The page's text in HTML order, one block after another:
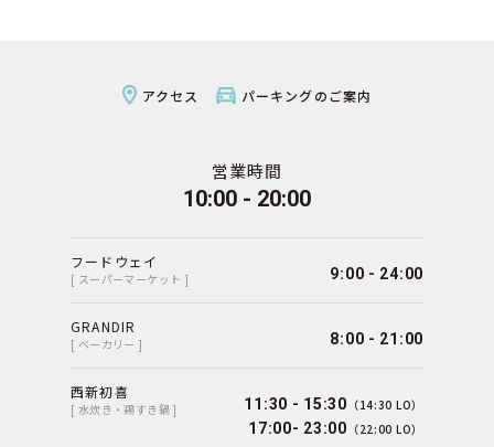
アクセス パーキングのご案内
営業時間
10:00 - 20:00
フードウェイ
[ スーパーマーケット ] 9:00 - 24:00
GRANDIR
[ ベーカリー ] 8:00 - 21:00
西新初喜
[ 水炊き・鶏すき鍋 ] 11:30 - 15:30 （14:30 LO）
17:00- 23:00 （22:00 LO）